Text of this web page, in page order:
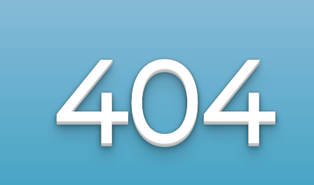
404